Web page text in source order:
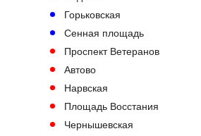
Горьковская
Сенная площадь
Проспект Ветеранов
Автово
Нарвская
Площадь Восстания
Чернышевская